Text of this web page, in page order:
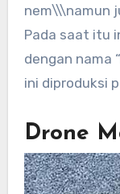
nem\\\namun
Pada saat itu
dengan nama
ini diproduksi
Drone